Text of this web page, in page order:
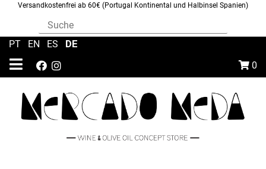
Versandkostenfrei ab 60€ (Portugal Kontinental und Halbinsel Spanien)
0
PT EN ES DE